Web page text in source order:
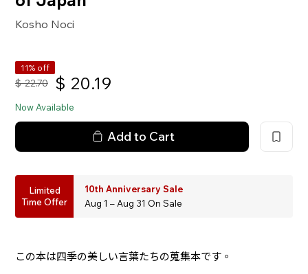
Kosho Noci
11% off
$ 22.70 $ 20.19
Now Available
Add to Cart
Limited
Time Offer
10th Anniversary Sale
Aug 1 – Aug 31 On Sale
この本は四季の美しい言葉たちの蒐集本です。